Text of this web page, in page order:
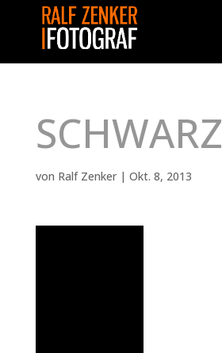
SCHWARZ
von Ralf Zenker| Okt. 8, 2013